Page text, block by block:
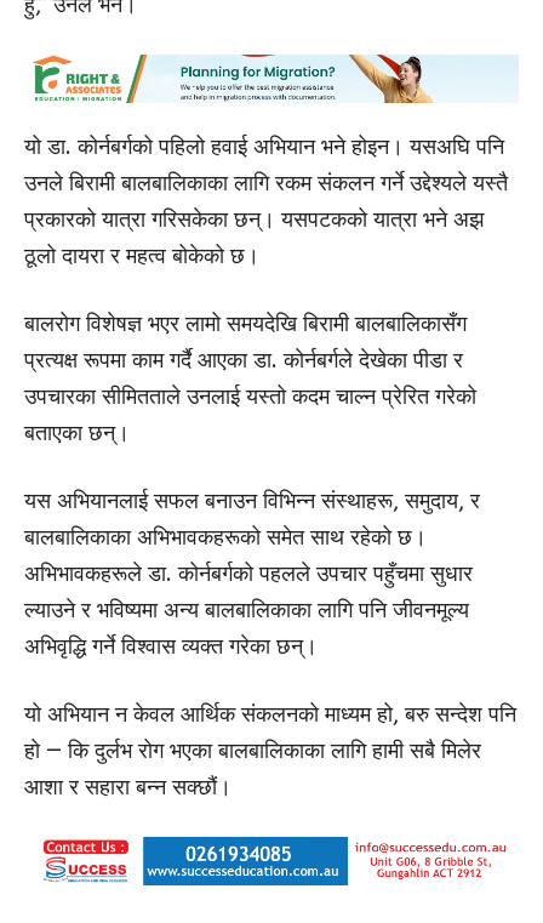
हुँ,” उनले भने।
यो डा. कोर्नबर्गको पहिलो हवाई अभियान भने होइन। यसअघि पनि
उनले बिरामी बालबालिकाका लागि रकम संकलन गर्ने उद्देश्यले यस्तै
प्रकारको यात्रा गरिसकेका छन्। यसपटकको यात्रा भने अझ
ठूलो दायरा र महत्व बोकेको छ।
बालरोग विशेषज्ञ भएर लामो समयदेखि बिरामी बालबालिकासँग
प्रत्यक्ष रूपमा काम गर्दै आएका डा. कोर्नबर्गले देखेका पीडा र
उपचारका सीमितताले उनलाई यस्तो कदम चाल्न प्रेरित गरेको
बताएका छन्।
यस अभियानलाई सफल बनाउन विभिन्न संस्थाहरू, समुदाय, र
बालबालिकाका अभिभावकहरूको समेत साथ रहेको छ।
अभिभावकहरूले डा. कोर्नबर्गको पहलले उपचार पहुँचमा सुधार
ल्याउने र भविष्यमा अन्य बालबालिकाका लागि पनि जीवनमूल्य
अभिवृद्धि गर्ने विश्वास व्यक्त गरेका छन्।
यो अभियान न केवल आर्थिक संकलनको माध्यम हो, बरु सन्देश पनि
हो — कि दुर्लभ रोग भएका बालबालिकाका लागि हामी सबै मिलेर
आशा र सहारा बन्न सक्छौं।